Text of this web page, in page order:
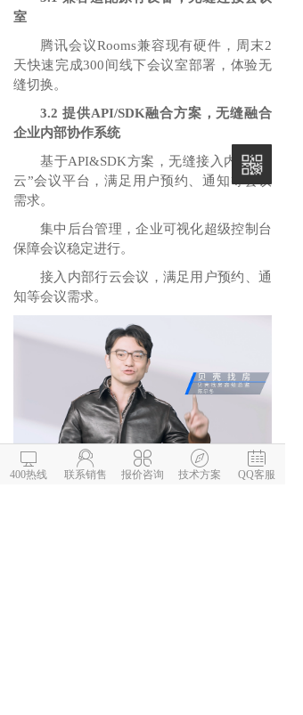
室
腾讯会议Rooms兼容现有硬件，周末2
天快速完成300间线下会议室部署，体验无
缝切换。
3.2 提供API/SDK融合方案，无缝融合
企业内部协作系统
基于API&SDK方案，无缝接入内部“行
云”会议平台，满足用户预约、通知等会议
需求。
集中后台管理，企业可视化超级控制台
保障会议稳定进行。
接入内部行云会议，满足用户预约、通
知等会议需求。
3.3 支持多种大型会议沟通场景

400热线

联系销售

报价咨询

技术方案

QQ客服